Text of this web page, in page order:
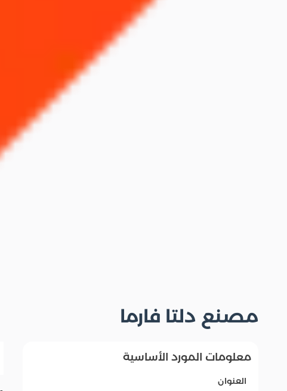
مصنع دلتا فارما
معلومات المورد الأساسية
العنوان